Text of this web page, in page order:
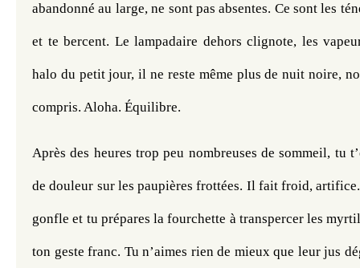
abandonné au large, ne sont pas absentes. Ce sont les
et te bercent. Le lampadaire dehors clignote, les
halo du petit jour, il ne reste même plus de nuit noire,
compris. Aloha. Équilibre.
Après des heures trop peu nombreuses de sommeil, tu
de douleur sur les paupières frottées. Il fait froid, artifice.
gonfle et tu prépares la fourchette à transpercer les
ton geste franc. Tu n’aimes rien de mieux que leur jus